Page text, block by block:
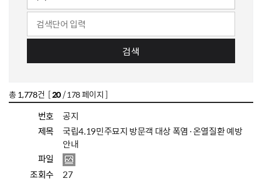
검색
총 1,778건 [20/ 178 페이지 ]
번호
공지
제목
국립4.19민주묘지 방문객 대상 폭염·온열질환 예방
안내
파일
조회수
27